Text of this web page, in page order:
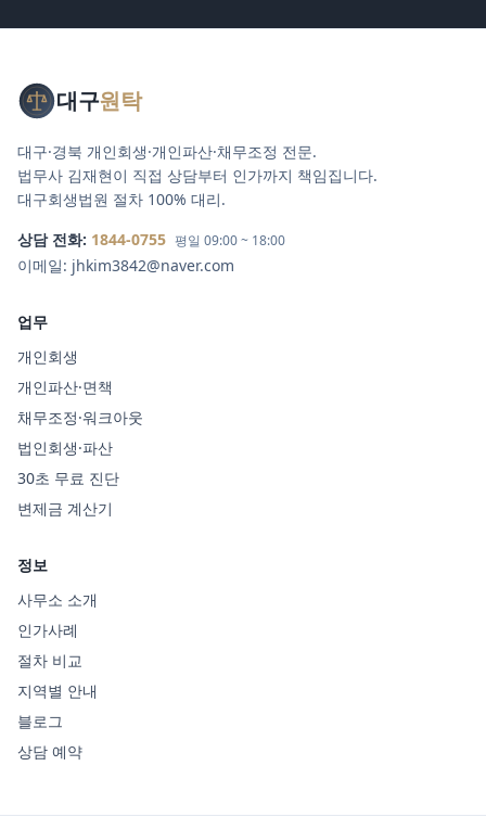
대구원탁
대구·경북 개인회생·개인파산·채무조정 전문.
법무사 김재현이 직접 상담부터 인가까지 책임집니다.
대구회생법원 절차 100% 대리.
상담 전화: 1844-0755 평일 09:00 ~ 18:00
이메일: jhkim3842@naver.com
업무
개인회생
개인파산·면책
채무조정·워크아웃
법인회생·파산
30초 무료 진단
변제금 계산기
정보
사무소 소개
인가사례
절차 비교
지역별 안내
블로그
상담 예약